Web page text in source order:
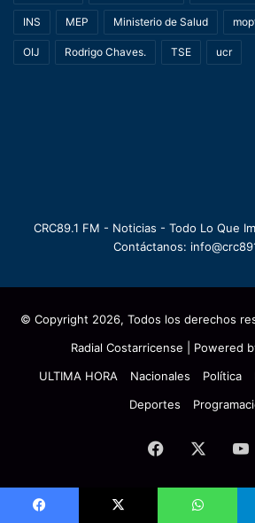
INS MEP Ministerio de Salud
OIJ Rodrigo Chaves. TSE ucr
CRC89.1 FM - Noticias - Todo Lo Que
Contáctanos:
© Copyright 2026, Todos los derechos
Radial Costarricense | Powered
ULTIMA HORA
Nacionales Política
Deportes
Facebook